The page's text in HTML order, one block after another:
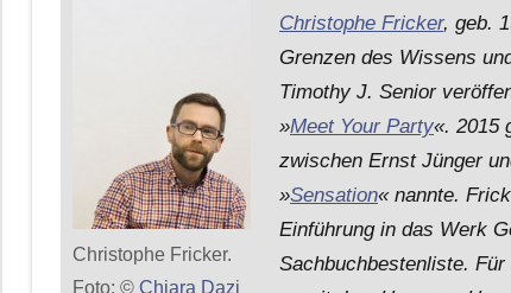
Christophe Fricker.
Foto: © Chiara Dazi
Christophe Fricker, geb.
Grenzen des Wissens
Timothy J. Senior
»Meet Your Party«. 2015
zwischen Ernst Jünger
»Sensation« nannte.
Einführung in das Werk
Sachbuchbestenliste.